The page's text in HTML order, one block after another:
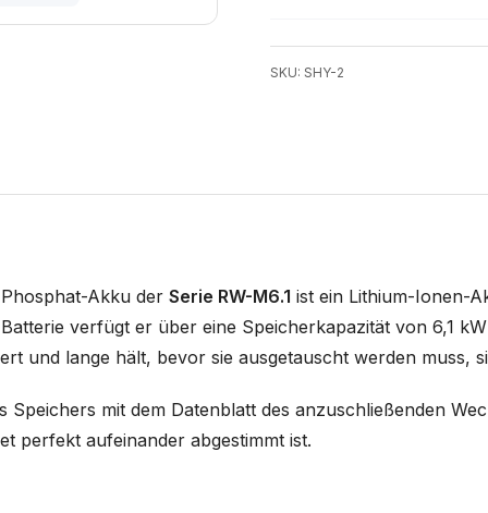
SKU: SHY-2
Akku der Serie RW-M6.1 ist ein Lithium-Ionen-
verfügt er über eine Speicherkapazität von 6,1
und lange hält, bevor sie ausgetauscht werden muss,
Speichers mit dem Datenblatt des anzuschließenden
perfekt aufeinander abgestimmt ist.